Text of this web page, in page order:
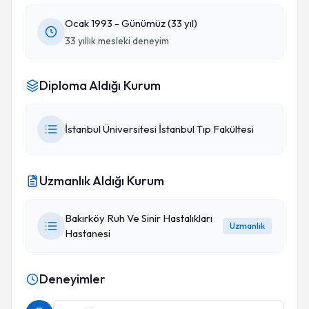
Ocak 1993 - Günümüz (33 yıl)
33 yıllık mesleki deneyim
Diploma Aldığı Kurum
İstanbul Üniversitesi İstanbul Tıp Fakültesi
Uzmanlık Aldığı Kurum
Bakırköy Ruh Ve Sinir Hastalıkları
Hastanesi
Uzmanlık
Deneyimler